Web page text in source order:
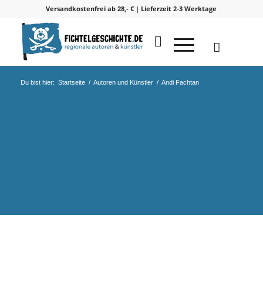
Versandkostenfrei ab 28,- € | Lieferzeit 2-3 Werktage
Du bist hier: Startseite / Autoren und Künstler / Andi Fachtan